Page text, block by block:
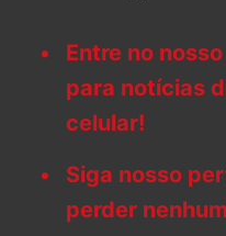
Entre no
para notícias
celular!
Siga nosso
perder